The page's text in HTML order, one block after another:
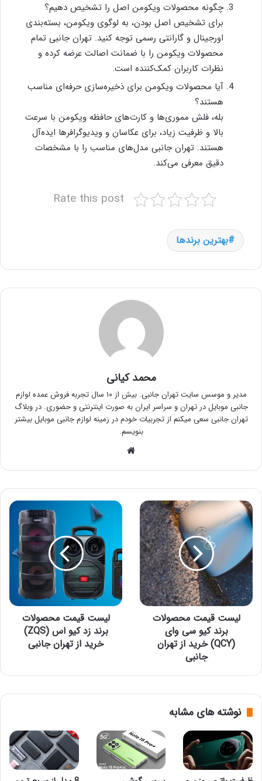
چگونه محصولات ویکومن اصل را تشخیص دهیم؟
برای تشخیص اصل بودن، به لوگوی ویکومن، بسته‌بندی
اورجینال و گارانتی رسمی توجه کنید. تهران جانبی تمام
محصولات ویکومن را با ضمانت اصالت عرضه کرده و
نظرات کاربران کمک‌کننده است.
آیا محصولات ویکومن برای ذخیره‌سازی حرفه‌ای مناسب
هستند؟
بله، فلش مموری‌ها و کارت‌های حافظه ویکومن با سرعت
بالا و ظرفیت زیاد، برای عکاسان و ویدیوگرافرها ایده‌آل
هستند. تهران جانبی مدل‌های مناسب را با مشخصات
دقیق معرفی می‌کند.
Rate this post
بهترین برندها
محمد کیانی
مدیر و موسس سایت تهران جانبی. بیش از ۱۰ سال تجربه فروش عمده لوازم
جانبی موبایل در تهران و سراسر ایران به صورت اینترنتی و حضوری. در وبلاگ
تهران جانبی سعی میکنم از تجربیات خودم در زمینه لوازم جانبی موبایل بیشتر
بنویسم.
لیست
قیمت
محصولات
برند
کیو
سی
وای
(QCY)
خرید
لیست قیمت محصولات
برند کیو سی وای
(QCY) خرید از تهران
جانبی
لیست
محصولات
زد
کیو
اس
(ZQS)
خرید
تهران
لیست قیمت محصولات
برند زد کیو اس (ZQS)
خرید از تهران جانبی
نوشته های مشابه